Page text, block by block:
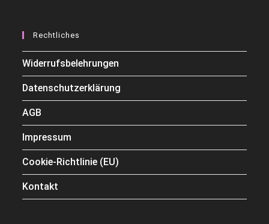
Rechtliches
Widerrufsbelehrungen
Datenschutzerklärung
AGB
Impressum
Cookie-Richtlinie (EU)
Kontakt